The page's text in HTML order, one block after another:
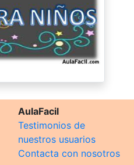
AulaFacil
Testimonios de
nuestros usuarios
Contacta con nosotros